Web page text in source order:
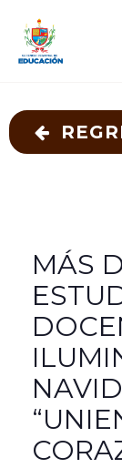
MÁS